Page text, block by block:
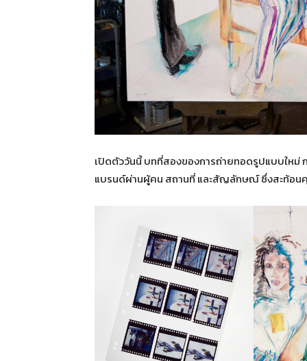
เปิดตัววันนี้ บทที่สองของการถ่ายทอดรูปแบบใหม่
แบรนด์ผ่านผู้คน สถานที่ และสัญลักษณ์ ซึ่งสะท้อน